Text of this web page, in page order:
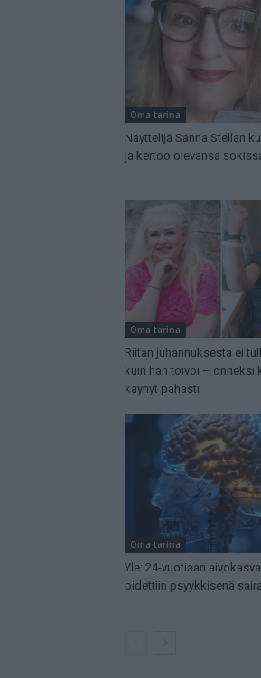
Oma tarina
Näyttelijä Sanna Stellan
ja kertoo olevansa
Oma tarina
Riitan juhannuksesta ei
kuin hän toivoi – onneksi
käynyt pahasti
Oma tarina
Yle: 24-vuotiaan
pidettiin psyykkisenä